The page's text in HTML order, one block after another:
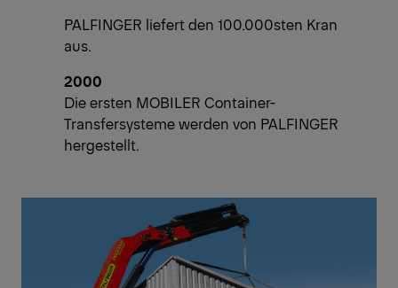
PALFINGER liefert den 100.000sten Kran
aus.
2000
Die ersten MOBILER Container-
Transfersysteme werden von PALFINGER
hergestellt.